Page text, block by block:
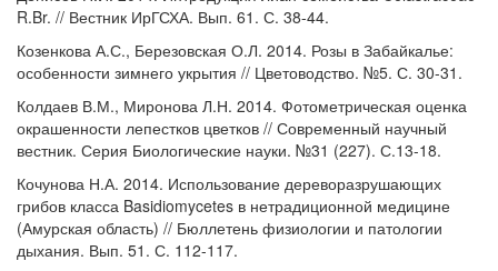
R.Br. // Вестник ИрГСХА. Вып. 61. С. 38-44.
Козенкова А.С., Березовская О.Л. 2014. Розы в Забайкалье:
особенности зимнего укрытия // Цветоводство. №5. С. 30-31.
Колдаев В.М., Миронова Л.Н. 2014. Фотометрическая оценка
окрашенности лепестков цветков // Современный научный
вестник. Серия Биологические науки. №31 (227). С.13-18.
Кочунова Н.А. 2014. Использование дереворазрушающих
грибов класса Basidiomycetes в нетрадиционной медицине
(Амурская область) // Бюллетень физиологии и патологии
дыхания. Вып. 51. С. 112-117.